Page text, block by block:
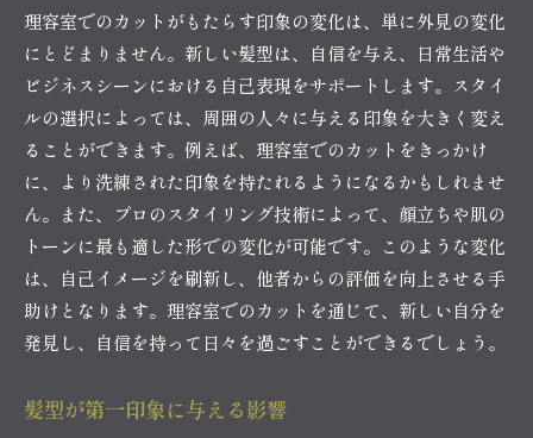
理容室でのカットがもたらす印象の変化は、単に外見の変化
にとどまりません。新しい髪型は、自信を与え、日常生活や
ビジネスシーンにおける自己表現をサポートします。スタイ
ルの選択によっては、周囲の人々に与える印象を大きく変え
ることができます。例えば、理容室でのカットをきっかけ
に、より洗練された印象を持たれるようになるかもしれませ
ん。また、プロのスタイリング技術によって、顔立ちや肌の
トーンに最も適した形での変化が可能です。このような変化
は、自己イメージを刷新し、他者からの評価を向上させる手
助けとなります。理容室でのカットを通じて、新しい自分を
発見し、自信を持って日々を過ごすことができるでしょう。
髪型が第一印象に与える影響